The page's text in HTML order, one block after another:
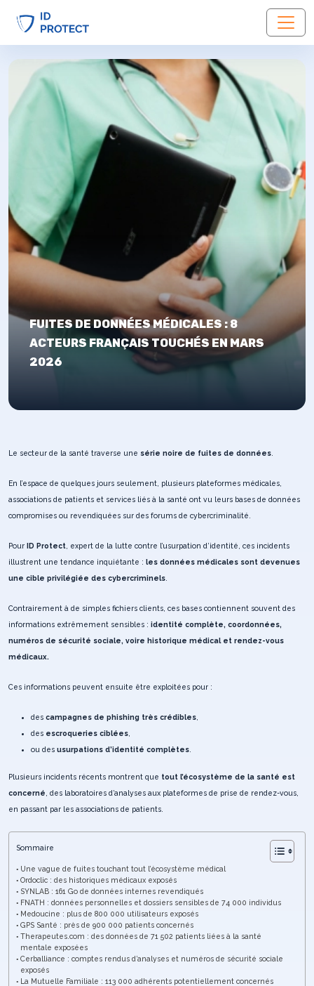
FUITES DE DONNÉES MÉDICALES : 8
ACTEURS FRANÇAIS TOUCHÉS EN MARS
2026
Le secteur de la santé traverse une série noire de fuites de données
En l’espace de quelques jours seulement, plusieurs plateformes médicales,
associations de patients et services liés à la santé ont vu leurs bases de données
compromises ou revendiquées sur des forums de cybercriminalité.
Pour ID Protect , expert de la lutte contre l’usurpation d’identité, ces incidents
illustrent une tendance inquiétante : les données médicales sont devenues
une cible privilégiée des cybercriminels
Contrairement à de simples fichiers clients, ces bases contiennent souvent des
informations extrêmement sensibles : identité complète, coordonnées,
numéros de sécurité sociale, voire historique médical et rendez-vous
médicaux.
Ces informations peuvent ensuite être exploitées pour :
des campagnes de phishing très crédibles
des escroqueries ciblées
ou des usurpations d’identité complètes
Plusieurs incidents récents montrent que tout l’écosystème de la santé est
concerné , des laboratoires d’analyses aux plateformes de prise de rendez-vous,
en passant par les associations de patients.
Sommaire
Une vague de fuites touchant tout l’écosystème médical
Ordoclic : des historiques médicaux exposés
SYNLAB : 161 Go de données internes revendiqués
FNATH : données personnelles et dossiers sensibles de 74 000 individus
Medoucine : plus de 800 000 utilisateurs exposés
GPS Santé : près de 900 000 patients concernés
Therapeutes.com : des données de 71 502 patients liées à la santé
mentale exposées
Cerballiance : comptes rendus d’analyses et numéros de sécurité sociale
exposés
La Mutuelle Familiale : 113 000 adhérents potentiellement concernés